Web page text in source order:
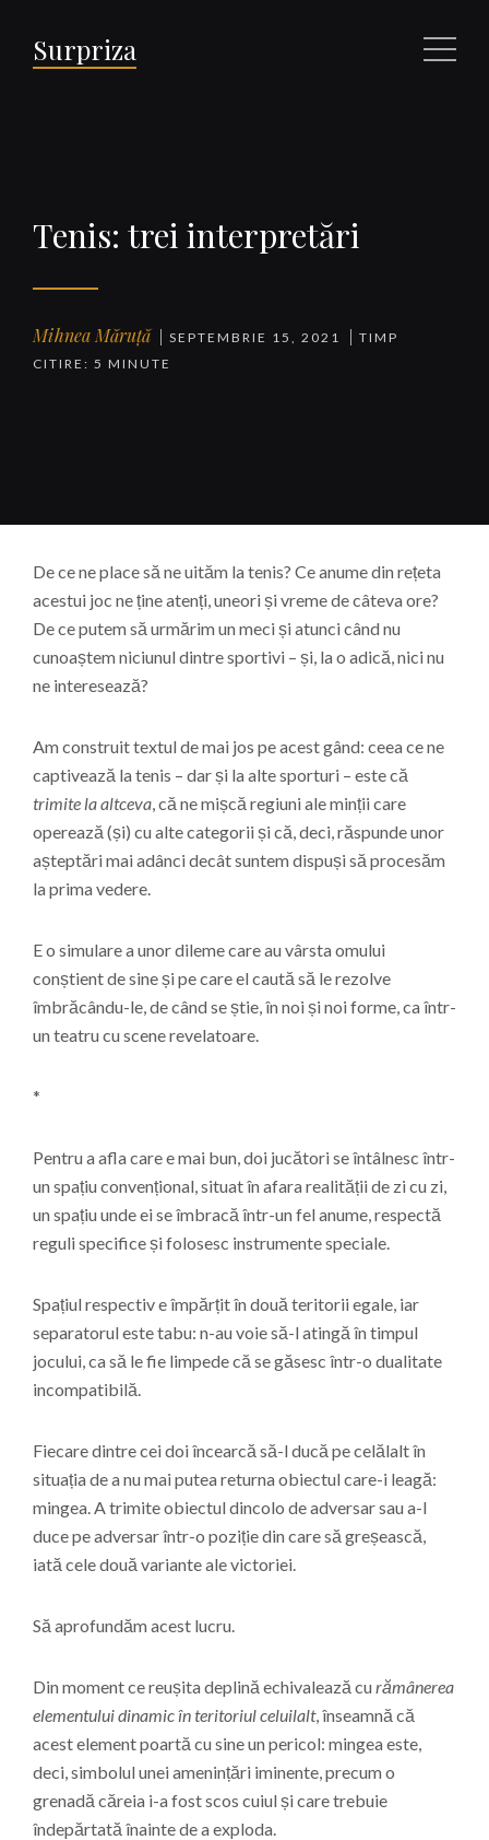
Surpriza Meniu
Tenis: trei interpretări
Mihnea Măruță SEPTEMBRIE 15, 2021
TIMP
CITIRE: 5 MINUTE
De ce ne place să ne uităm la tenis? Ce anume din rețeta
acestui joc ne ține atenți, uneori și vreme de câteva ore?
De ce putem să urmărim un meci și atunci când nu
cunoaștem niciunul dintre sportivi – și, la o adică, nici nu
ne interesează?
Am construit textul de mai jos pe acest gând: ceea ce ne
captivează la tenis – dar și la alte sporturi – este că
trimite la altceva, că ne mișcă regiuni ale minții care
operează (și) cu alte categorii și că, deci, răspunde unor
așteptări mai adânci decât suntem dispuși să procesăm
la prima vedere.
E o simulare a unor dileme care au vârsta omului
conștient de sine și pe care el caută să le rezolve
îmbrăcându-le, de când se știe, în noi și noi forme, ca într-
un teatru cu scene revelatoare.
*
Pentru a afla care e mai bun, doi jucători se întâlnesc într-
un spațiu convențional, situat în afara realității de zi cu zi,
un spațiu unde ei se îmbracă într-un fel anume, respectă
reguli specifice și folosesc instrumente speciale.
Spațiul respectiv e împărțit în două teritorii egale, iar
separatorul este tabu: n-au voie să-l atingă în timpul
jocului, ca să le fie limpede că se găsesc într-o dualitate
incompatibilă.
Fiecare dintre cei doi încearcă să-l ducă pe celălalt în
situația de a nu mai putea returna obiectul care-i leagă:
mingea. A trimite obiectul dincolo de adversar sau a-l
duce pe adversar într-o poziție din care să greșească,
iată cele două variante ale victoriei.
Să aprofundăm acest lucru.
Din moment ce reușita deplină echivalează cu rămânerea
elementului dinamic în teritoriul celuilalt, înseamnă că
acest element poartă cu sine un pericol: mingea este,
deci, simbolul unei amenințări iminente, precum o
grenadă căreia i-a fost scos cuiul și care trebuie
îndepărtată înainte de a exploda.